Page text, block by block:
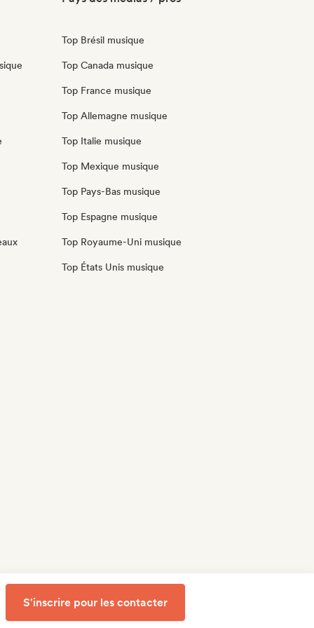
Top Brésil musique
Top Canada musique
Top France musique
Top Allemagne musique
Top Italie musique
Top Mexique musique
Top Pays-Bas musique
Top Espagne musique
Top Royaume-Uni musique
Top États Unis musique
S'inscrire pour les contacter